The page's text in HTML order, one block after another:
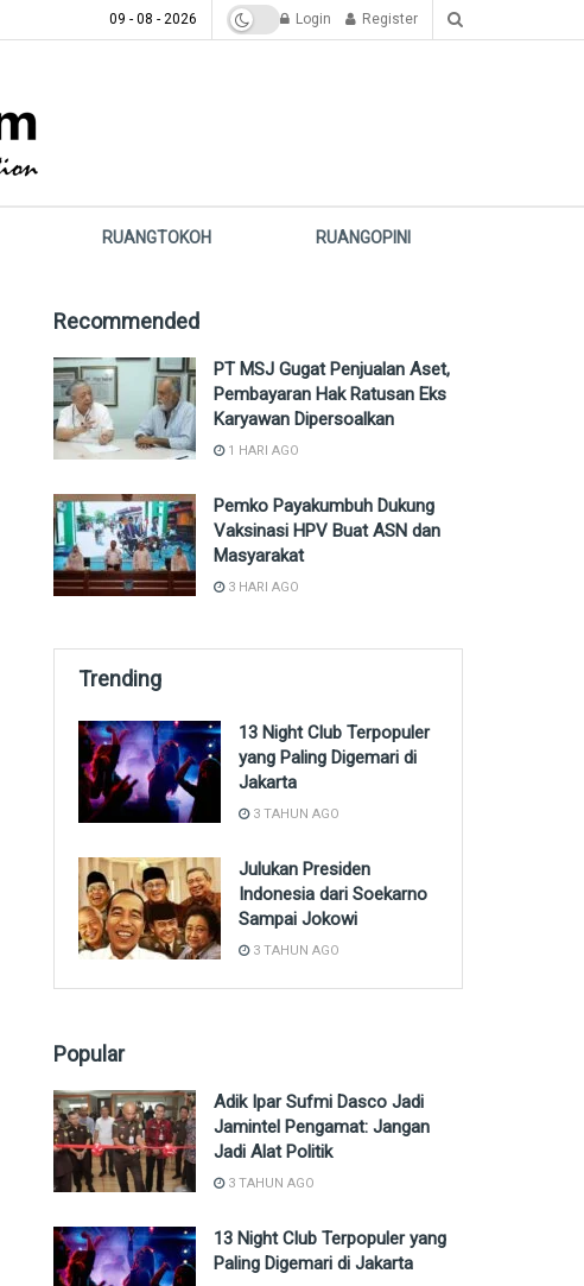
09 - 08 - 2026 Login Register
RUANGTOKOH RUANGOPINI
Recommended
PT MSJ Gugat Penjualan Aset,
Pembayaran Hak Ratusan Eks
Karyawan Dipersoalkan
1 HARI AGO
Pemko Payakumbuh Dukung
Vaksinasi HPV Buat ASN dan
Masyarakat
3 HARI AGO
Trending
13 Night Club Terpopuler
yang Paling Digemari di
Jakarta
3 TAHUN AGO
Julukan Presiden
Indonesia dari Soekarno
Sampai Jokowi
3 TAHUN AGO
Popular
Adik Ipar Sufmi Dasco Jadi
Jamintel Pengamat: Jangan
Jadi Alat Politik
3 TAHUN AGO
13 Night Club Terpopuler yang
Paling Digemari di Jakarta